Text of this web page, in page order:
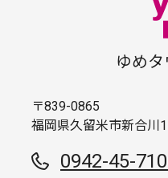
ゆめ
〒839-0865
福岡県久留米市新合川
0942-45-